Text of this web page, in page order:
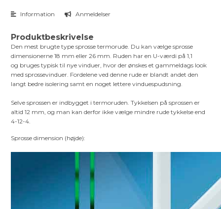
Information Anmeldelser
Produktbeskrivelse
Den mest brugte type sprosse termorude. Du kan vælge sprosse
dimensionerne 18 mm eller 26 mm. Ruden har en U-værdi på 1,1
og bruges typisk til nye vinduer, hvor der ønskes et gammeldags look
med sprossevinduer. Fordelene ved denne rude er blandt andet den
langt bedre isolering samt en noget lettere vinduespudsning.
Selve sprossen er indbygget i termoruden. Tykkelsen på sprossen er
altid 12 mm, og man kan derfor ikke vælge mindre rude tykkelse end
4-12-4.
Sprosse dimension (højde):